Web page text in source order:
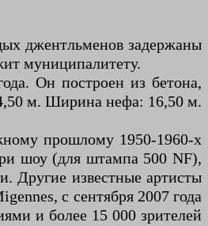
джентльменов задержаны
муниципалитету.
Он построен из бетона,
м. Ширина нефа: 16,50 м.
прошлому 1950-1960-х
шоу (для штампа 500 NF),
Другие известные артисты
с сентября 2007 года
и более 15 000 зрителей